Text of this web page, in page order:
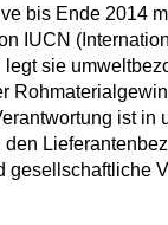
bis Ende 2014
IUCN
sie
ist in
den
gesellschaftliche